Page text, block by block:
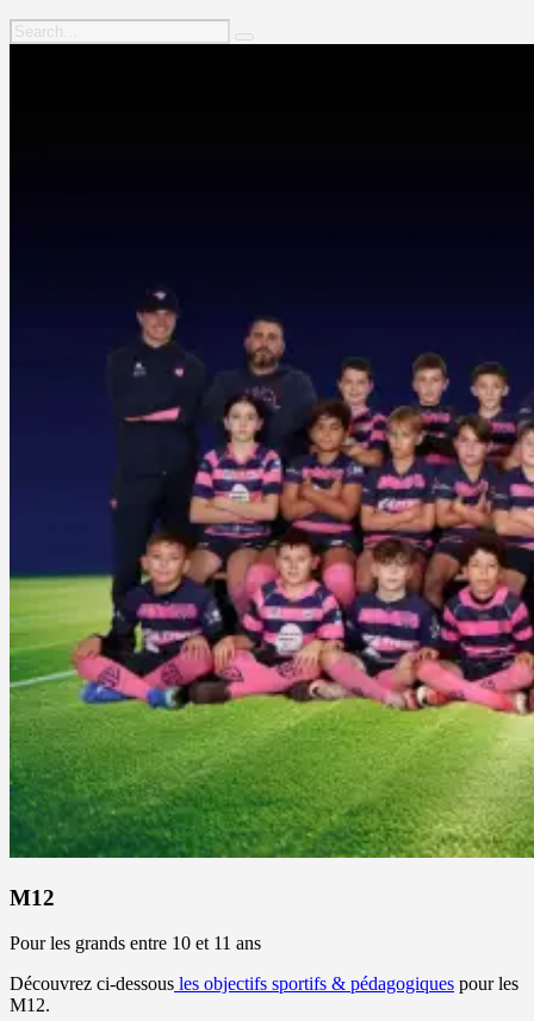
M12
Pour les grands entre 10 et 11 ans
Découvrez ci-dessous les objectifs sportifs & pédagogiques pour les
M12.